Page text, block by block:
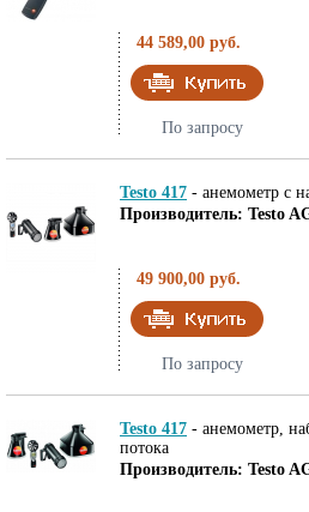
44 589,00 руб.
По запросу
Testo 417 - анемометр с
Производитель: Testo
49 900,00 руб.
По запросу
Testo 417 - анемометр,
потока
Производитель: Testo